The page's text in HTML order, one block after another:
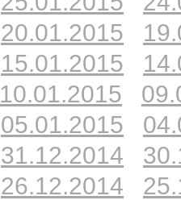
20.01.2015
15.01.2015
10.01.2015
05.01.2015
31.12.2014
26.12.2014